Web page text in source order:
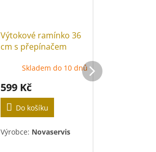
Výtokové ramínko 36
cm s přepínačem
Skladem do 10 dnů
599 Kč
Do košíku
Výrobce: Novaservis